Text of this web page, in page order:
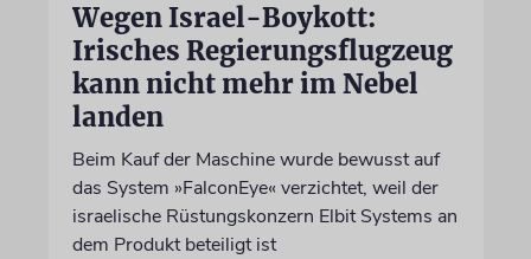
Wegen Israel-Boykott:
Irisches Regierungsflugzeug
kann nicht mehr im Nebel
landen
Beim Kauf der Maschine wurde bewusst auf
das System »FalconEye« verzichtet, weil der
israelische Rüstungskonzern Elbit Systems an
dem Produkt beteiligt ist